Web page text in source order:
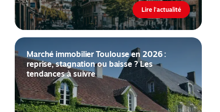
Lire l'actualité
Marché immobilier Toulouse en 2026 :
reprise, stagnation ou baisse ? Les
tendances à suivre